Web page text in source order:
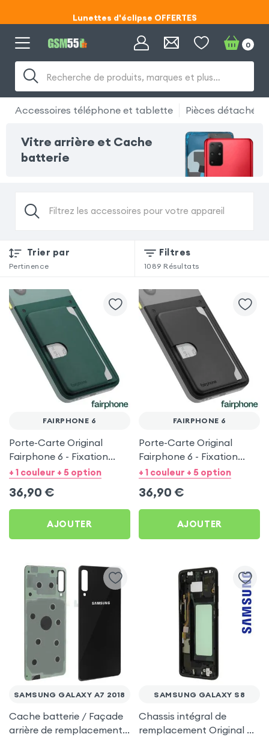
Code ECLIPSE55
Code ECLIPSE55
Recherche de produits, marques et plus…
0
Accessoires téléphone et tablette Pièces détachées
Vitre arrière et Cache
batterie
Filtrez les accessoires pour votre appareil
Trier par
Pertinence
Filtres
1089 Résultats
FAIRPHONE 6
Porte-Carte Original
Fairphone 6 - Fixation
Coque arrière - Vert Forêt
+ 1 couleur + 5 option
36,90 €
AJOUTER
FAIRPHONE 6
Porte-Carte Original
Fairphone 6 - Fixation
Coque arrière - Noir
+ 1 couleur + 5 option
36,90 €
AJOUTER
SAMSUNG GALAXY A7 2018
Cache batterie / Façade
arrière de remplacement -
SAMSUNG GALAXY S8
Chassis intégral de
remplacement Original p.